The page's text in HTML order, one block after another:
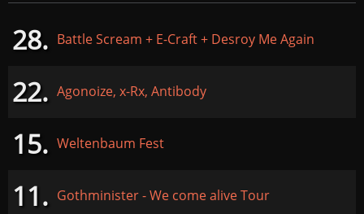
28. Battle Scream + E-Craft + Desroy Me Again
22. Agonoize, x-Rx, Antibody
15. Weltenbaum Fest
11. Gothminister - We come alive Tour